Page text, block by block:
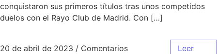
conquistaron sus primeros títulos tras unos competidos
duelos con el Rayo Club de Madrid. Con […]
20 de abril de 2023 / Comentarios
Leer